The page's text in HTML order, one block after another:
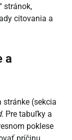
stránok,
citovania a
a
stránke (sekcia
. Pre tabuľky a
poklese